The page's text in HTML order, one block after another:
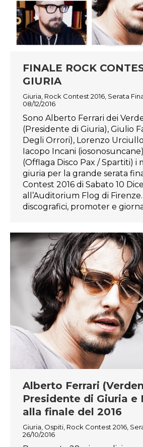
FINALE ROCK
GIURIA
Giuria Rock Contest 2016 Serata
08/12/2016
Sono Alberto Ferrari dei
(Presidente di Giuria), Giulio
Degli Orrori), Lorenzo
Iacopo Incani
(Offlaga Disco Pax / Spartiti) i
giuria per la grande serata
Contest 2016 di Sabato 10
all’Auditorium Flog di
discografici, promoter e
Alberto Ferrari
Presidente di Giuria e
alla finale del 2016
Giuria Ospiti Rock Contest 2016
26/10/2016